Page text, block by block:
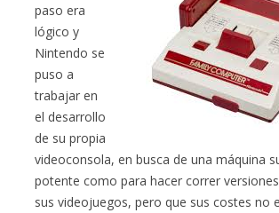
paso era
lógico y
Nintendo se
puso a
trabajar en
el desarrollo
de su propia
videoconsola, en busca de una máquina
potente como para hacer correr
sus videojuegos, pero que sus costes no